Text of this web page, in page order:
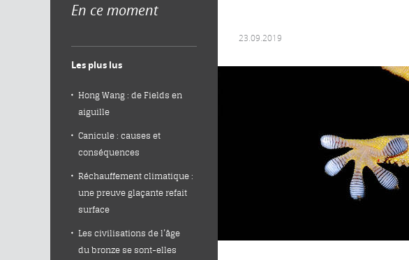
23.09.2019
En ce moment
Les plus lus
Hong Wang : de Fields en
aiguille
Canicule : causes et
conséquences
Réchauffement climatique :
une preuve glaçante refait
surface
Les civilisations de l’âge
du bronze se sont-elles